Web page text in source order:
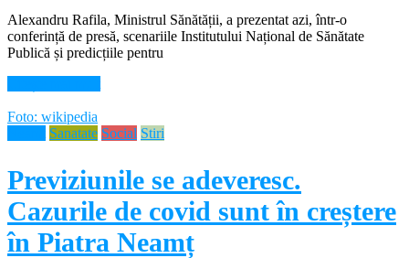
Alexandru Rafila, Ministrul Sănătății, a prezentat azi, într-o
conferință de presă, scenariile Institutului Național de Sănătate
Publică și predicțiile pentru
Foto: wikipedia
Sanatate Social Stiri
Previziunile se adeveresc.
Cazurile de covid sunt în creștere
în Piatra Neamț